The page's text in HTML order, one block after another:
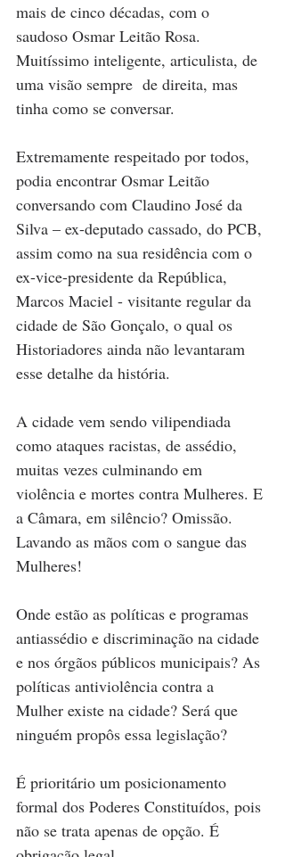
mais de cinco décadas, com o
saudoso Osmar Leitão Rosa.
Muitíssimo inteligente, articulista, de
uma visão sempre  de direita, mas
tinha como se conversar.
Extremamente respeitado por todos,
podia encontrar Osmar Leitão
conversando com Claudino José da
Silva – ex-deputado cassado, do PCB,
assim como na sua residência com o
ex-vice-presidente da República,
Marcos Maciel - visitante regular da
cidade de São Gonçalo, o qual os
Historiadores ainda não levantaram
esse detalhe da história.
A cidade vem sendo vilipendiada
como ataques racistas, de assédio,
muitas vezes culminando em
violência e mortes contra Mulheres. E
a Câmara, em silêncio? Omissão.
Lavando as mãos com o sangue das
Mulheres!
Onde estão as políticas e programas
antiassédio e discriminação na cidade
e nos órgãos públicos municipais? As
políticas antiviolência contra a
Mulher existe na cidade? Será que
ninguém propôs essa legislação?
É prioritário um posicionamento
formal dos Poderes Constituídos, pois
não se trata apenas de opção. É